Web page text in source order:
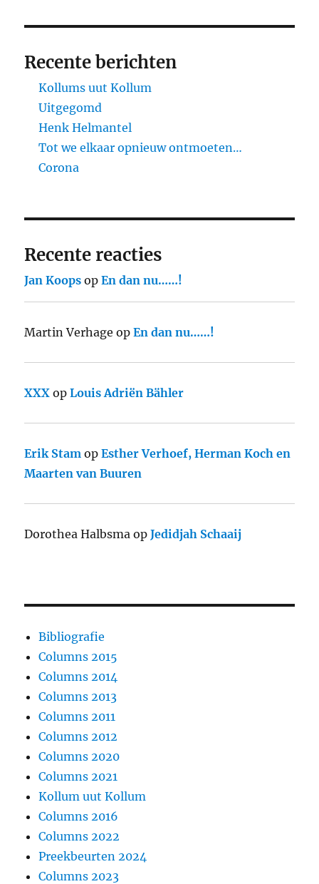
Recente berichten
Kollums uut Kollum
Uitgegomd
Henk Helmantel
Tot we elkaar opnieuw ontmoeten…
Corona
Recente reacties
Jan Koops opEn dan nu……!
Martin Verhage opEn dan nu……!
XXX opLouis Adriën Bähler
Erik Stam opEsther Verhoef, Herman Koch en
Maarten van Buuren
Dorothea Halbsma opJedidjah Schaaij
Bibliografie
Columns 2015
Columns 2014
Columns 2013
Columns 2011
Columns 2012
Columns 2020
Columns 2021
Kollum uut Kollum
Columns 2016
Columns 2022
Preekbeurten 2024
Columns 2023